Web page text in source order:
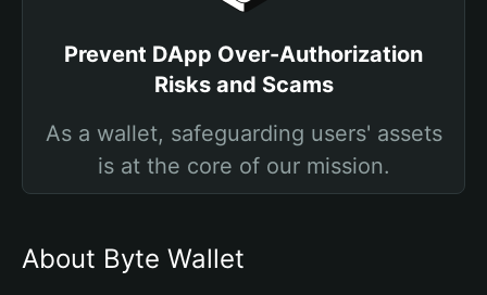
Prevent DApp Over-Authorization
Risks and Scams
As a wallet, safeguarding users' assets
is at the core of our mission.
About Byte Wallet